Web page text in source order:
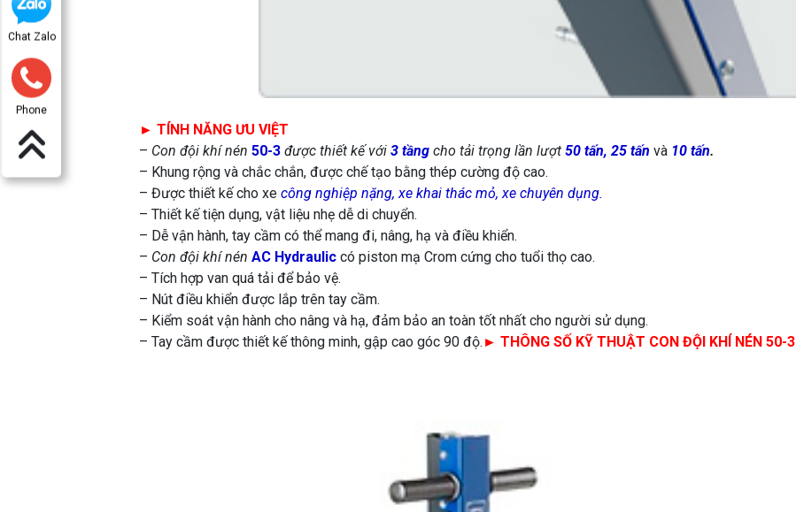
Chat Zalo
Phone
► TÍNH NĂNG ƯU VIỆT
– Con đội khí nén 50-3 được thiết kế với 3 tầng cho tải trọng lần lượt 50 tấn, 25 tấn và 10 tấn.
– Khung rộng và chắc chắn, được chế tạo bằng thép cường độ cao.
– Được thiết kế cho xe công nghiệp nặng, xe khai thác mỏ, xe chuyên dụng.
– Thiết kế tiện dụng, vật liệu nhẹ dễ di chuyển.
– Dễ vận hành, tay cầm có thể mang đi, nâng, hạ và điều khiển.
– Con đội khí nén AC Hydraulic có piston mạ Crom cứng cho tuổi thọ cao.
– Tích hợp van quá tải để bảo vệ.
– Nút điều khiển được lắp trên tay cầm.
– Kiểm soát vận hành cho nâng và hạ, đảm bảo an toàn tốt nhất cho người sử dụng.
– Tay cầm được thiết kế thông minh, gập cao góc 90 độ. ► THÔNG SỐ KỸ THUẬT CON ĐỘI KHÍ NÉN 50-3